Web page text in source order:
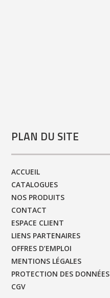
PLAN DU SITE
ACCUEIL
CATALOGUES
NOS PRODUITS
CONTACT
ESPACE CLIENT
LIENS PARTENAIRES
OFFRES D’EMPLOI
MENTIONS LÉGALES
PROTECTION DES DONNÉES
CGV